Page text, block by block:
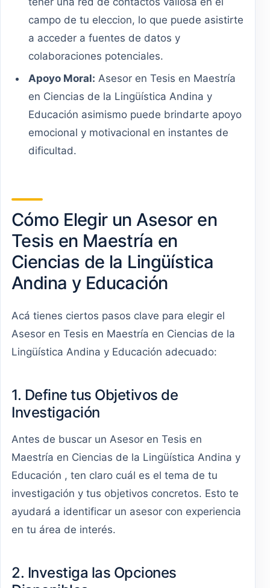
campo de tu eleccion, lo que puede asistirte
a acceder a fuentes de datos y
colaboraciones potenciales.
Apoyo Moral: Asesor en Tesis en Maestría
en Ciencias de la Lingüística Andina y
Educación asimismo puede brindarte apoyo
emocional y motivacional en instantes de
dificultad.
Cómo Elegir un Asesor en
Tesis en Maestría en
Ciencias de la Lingüística
Andina y Educación
Acá tienes ciertos pasos clave para elegir el
Asesor en Tesis en Maestría en Ciencias de la
Lingüística Andina y Educación adecuado:
1. Define tus Objetivos de
Investigación
Antes de buscar un Asesor en Tesis en
Maestría en Ciencias de la Lingüística Andina y
Educación , ten claro cuál es el tema de tu
investigación y tus objetivos concretos. Esto te
ayudará a identificar un asesor con experiencia
en tu área de interés.
2. Investiga las Opciones